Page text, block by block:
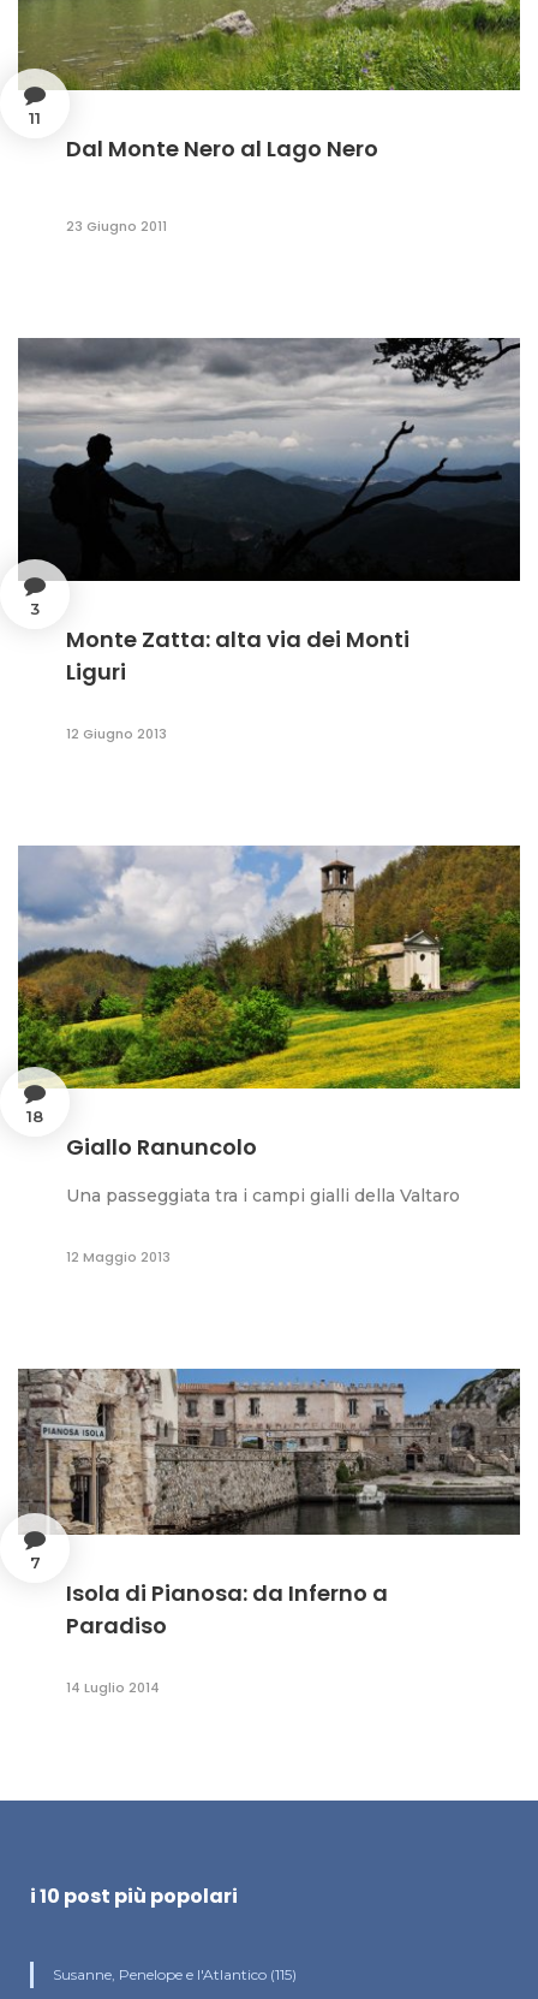
11
Dal Monte Nero al Lago Nero
23 Giugno 2011
3
Monte Zatta: alta via dei Monti
Liguri
12 Giugno 2013
18
Giallo Ranuncolo
Una passeggiata tra i campi gialli della Valtaro
12 Maggio 2013
7
Isola di Pianosa: da Inferno a
Paradiso
14 Luglio 2014
i 10 post più popolari
Susanne, Penelope e l'Atlantico (115)